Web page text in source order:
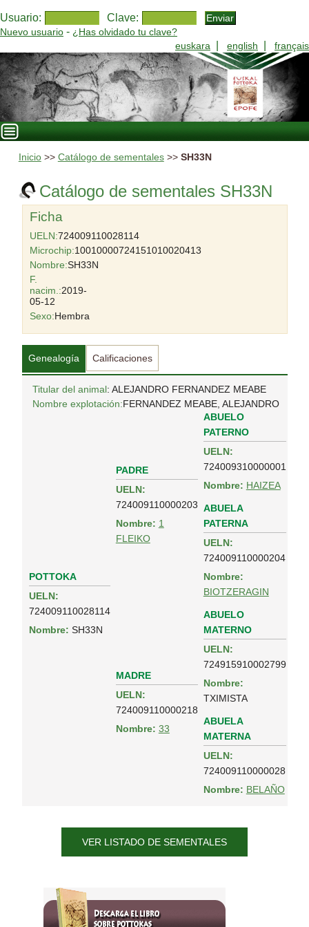
Usuario: Clave:
Nuevo usuario - ¿Has olvidado tu clave?
euskara
english français
Inicio>> Catálogo de sementales>> SH33N
Catálogo de sementales SH33N
Ficha
UELN:724009110028114
Microchip:10010000724151010020413
Nombre:SH33N
F.
nacim.:2019-
05-12
Sexo:Hembra
Genealogía Calificaciones
Titular del animal: ALEJANDRO FERNANDEZ MEABE
Nombre explotación:FERNANDEZ MEABE, ALEJANDRO
POTTOKA
UELN:
724009110028114
Nombre: SH33N
PADRE
UELN:
724009110000203
Nombre: 1
FLEIKO
ABUELO
PATERNO
UELN:
724009310000001
Nombre: HAIZEA
ABUELA
PATERNA
UELN:
724009110000204
Nombre:
BIOTZERAGIN
MADRE
UELN:
724009110000218
Nombre: 33
ABUELO
MATERNO
UELN:
724915910002799
Nombre:
TXIMISTA
ABUELA
MATERNA
UELN:
724009110000028
Nombre: BELAÑO
VER LISTADO DE SEMENTALES